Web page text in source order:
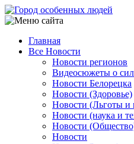
Перейти
к
содержанию
Main
navigation
Главная
Все Новости
Новости регионов
Видеосюжеты о
Новости Белорецка
Новости (Здоровье)
Новости (Льготы и
Новости (наука и
Новости
Новости